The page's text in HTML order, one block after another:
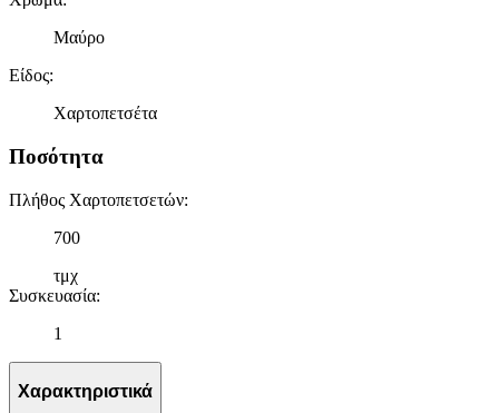
Μαύρο
Είδος:
Χαρτοπετσέτα
Ποσότητα
Πλήθος Χαρτοπετσετών:
700
τμχ
Συσκευασία:
1
Χαρακτηριστικά